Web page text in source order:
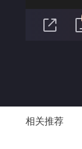
相关推荐